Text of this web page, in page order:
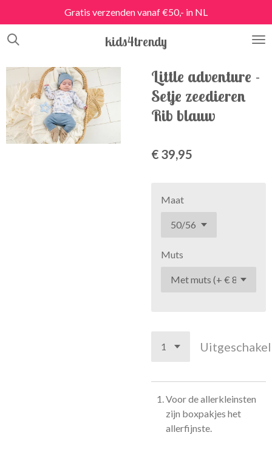
direct
naar
hoofdinhoud
kids4trendy
Gratis verzenden vanaf €50,- in NL
Little adventure -
Setje zeedieren
Rib blauw
€ 39,95
Maat
Muts
Voor de allerkleinsten
zijn boxpakjes het
allerfijnste.